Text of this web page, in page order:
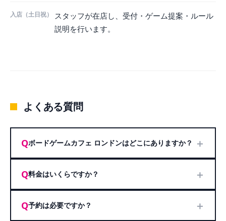
入店（土日祝）
スタッフが在店し、受付・ゲーム提案・ルール
説明を行います。
よくある質問
Qボードゲームカフェ ロンドンはどこにありますか？ ＋
Q料金はいくらですか？ ＋
Q予約は必要ですか？ ＋